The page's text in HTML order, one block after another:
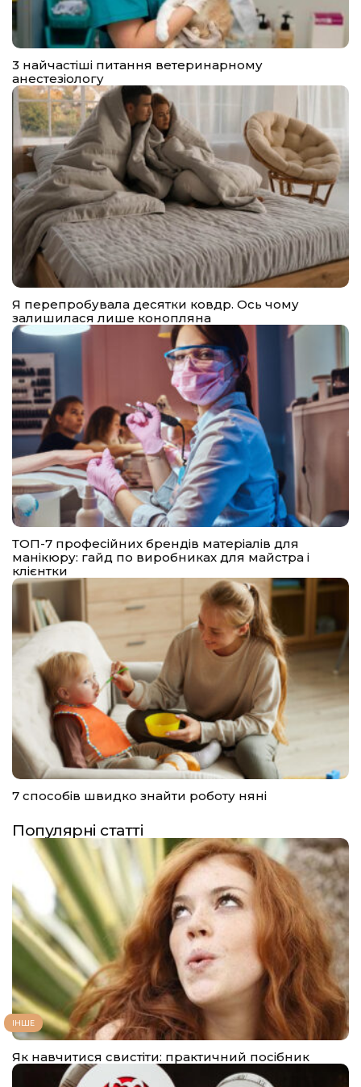
3 найчастіші питання ветеринарному
анестезіологу
Я перепробувала десятки ковдр. Ось чому
залишилася лише конопляна
ТОП-7 професійних брендів матеріалів для
манікюру: гайд по виробниках для майстра і
клієнтки
7 способів швидко знайти роботу няні
Популярні статті
ІНШЕ
Як навчитися свистіти: практичний посібник